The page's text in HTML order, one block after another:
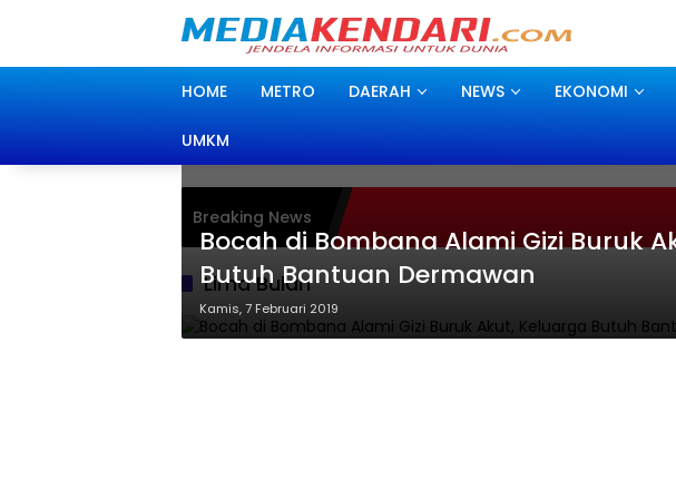
HOME METRO DAERAH NEWS EKONOMI
UMKM
Breaking News
Lima Bulan
Bocah di Bombana Alami Gizi Buruk
Butuh Bantuan Dermawan
Kamis, 7 Februari 2019